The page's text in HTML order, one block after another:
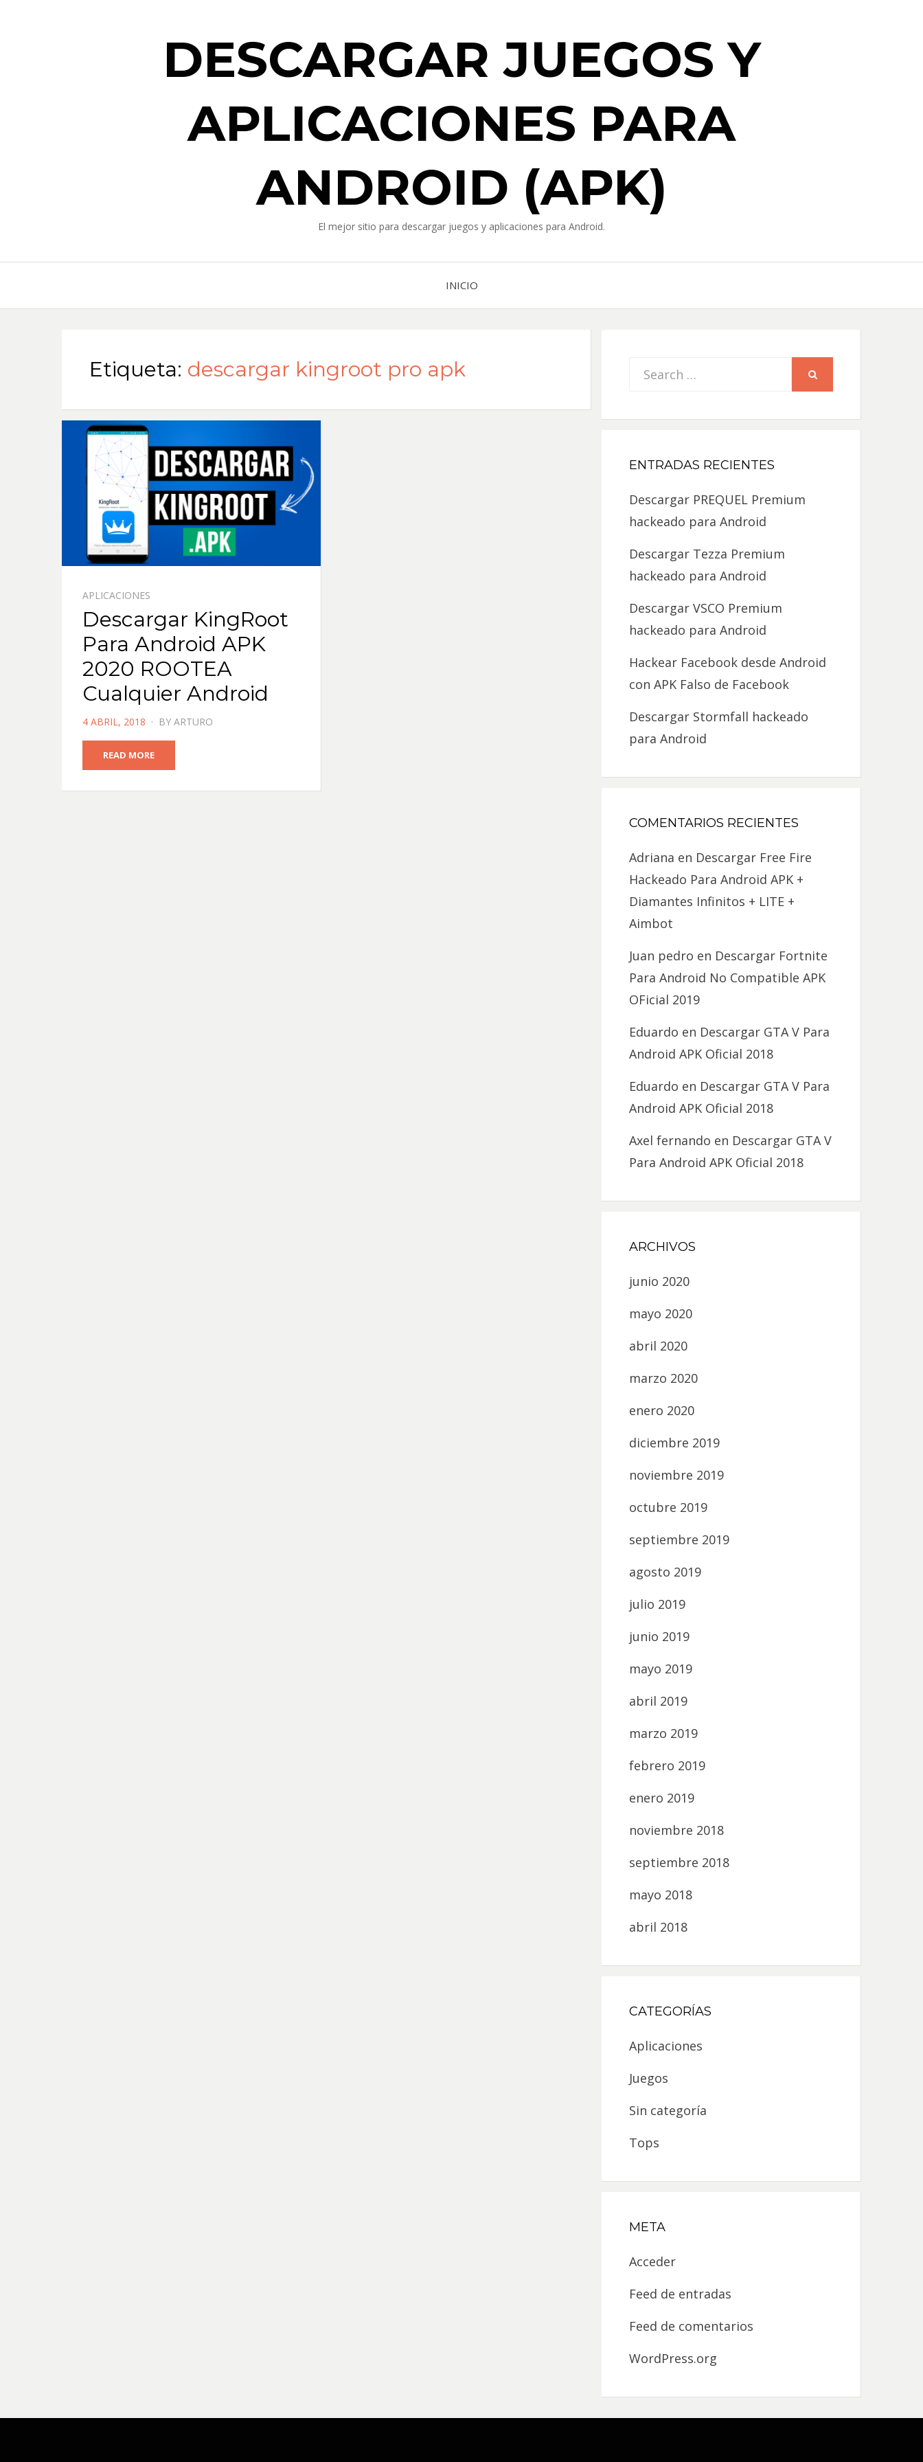
DESCARGAR JUEGOS Y
APLICACIONES PARA
ANDROID (APK)
El mejor sitio para descargar juegos y aplicaciones para Android.
INICIO
Etiqueta: descargar kingroot pro apk
APLICACIONES
Descargar KingRoot
Para Android APK
2020 ROOTEA
Cualquier Android
POSTED
ON
4 ABRIL, 2018 BY ARTURO
READ MORE
Search
ENTRADAS RECIENTES
Descargar PREQUEL Premium
hackeado para Android
Descargar Tezza Premium
hackeado para Android
Descargar VSCO Premium
hackeado para Android
Hackear Facebook desde Android
con APK Falso de Facebook
Descargar Stormfall hackeado
para Android
COMENTARIOS RECIENTES
Adriana en Descargar Free Fire
Hackeado Para Android APK +
Diamantes Infinitos + LITE +
Aimbot
Juan pedro en Descargar Fortnite
Para Android No Compatible APK
OFicial 2019
Eduardo en Descargar GTA V Para
Android APK Oficial 2018
Eduardo en Descargar GTA V Para
Android APK Oficial 2018
Axel fernando en Descargar GTA V
Para Android APK Oficial 2018
ARCHIVOS
junio 2020
mayo 2020
abril 2020
marzo 2020
enero 2020
diciembre 2019
noviembre 2019
octubre 2019
septiembre 2019
agosto 2019
julio 2019
junio 2019
mayo 2019
abril 2019
marzo 2019
febrero 2019
enero 2019
noviembre 2018
septiembre 2018
mayo 2018
abril 2018
CATEGORÍAS
Aplicaciones
Juegos
Sin categoría
Tops
META
Acceder
Feed de entradas
Feed de comentarios
WordPress.org